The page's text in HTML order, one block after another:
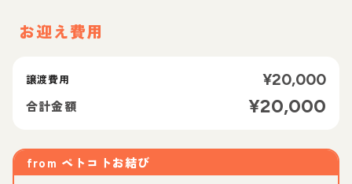
お迎え費用
譲渡費用 ¥20,000
合計金額 ¥20,000
from ペトコトお結び